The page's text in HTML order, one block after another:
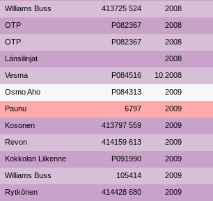
Williams Buss 413725 524 2008
OTP P082367 2008
OTP P082367 2008
Länsilinjat 2008
Vesma P084516 10.2008
Osmo Aho P084313 2009
Paunu 6797 2009
Kosonen 413797 559 2009
Revon 414159 613 2009
Kokkolan Liikenne P091990 2009
Williams Buss 105414 2009
Rytkönen 414428 680 2009